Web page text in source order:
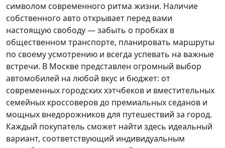
символом современного ритма жизни. Наличие
собственного авто открывает перед вами
настоящую свободу — забыть о пробках в
общественном транспорте, планировать маршруты
по своему усмотрению и всегда успевать на важные
встречи. В Москве представлен огромный выбор
автомобилей на любой вкус и бюджет: от
современных городских хэтчбеков и вместительных
семейных кроссоверов до премиальных седанов и
мощных внедорожников для путешествий за город.
Каждый покупатель сможет найти здесь идеальный
вариант, соответствующий индивидуальным